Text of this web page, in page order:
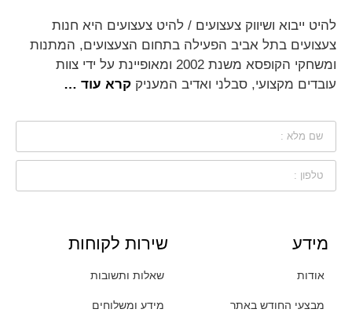
להיט ייבוא ושיווק צעצועים / להיט צעצועים היא חנות
צעצועים בתל אביב הפעילה בתחום הצעצועים, המתנות
ומשחקי הקופסא משנת 2002 ומאופיינת על ידי צוות
עובדים מקצועי, סבלני ואדיב המעניק קרא עוד …
מידע
אודות
מבצעי החודש באתר
שירות לקוחות
שאלות ותשובות
מידע ומשלוחים